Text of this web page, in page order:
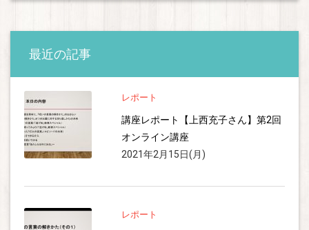
最近の記事
レポート
講座レポート【上西充子さん】第2回
オンライン講座
2021年2月15日(月)
レポート